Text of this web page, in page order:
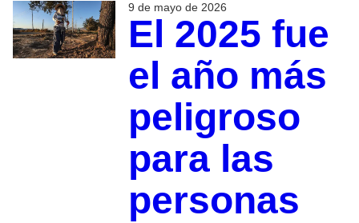
9 de mayo de 2026
El 2025 fue
el año más
peligroso
para las
personas